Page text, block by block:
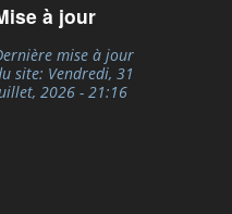
à jour
mise à jour
site: Vendredi, 31
2026 - 21:16